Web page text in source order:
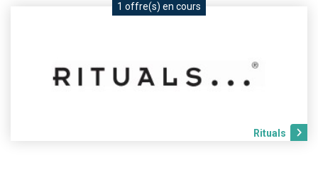
Rituals
1 offre(s) en cours